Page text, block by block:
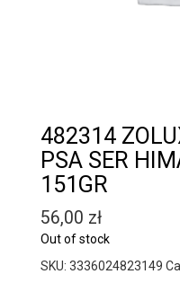
482314
PSA SER
151GR
56,00 zł
Out of stock
SKU: 3336024823149